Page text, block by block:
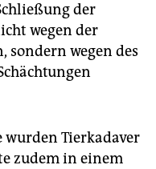
der
wegen der
sondern wegen des
wurden Tierkadaver
zudem in einem